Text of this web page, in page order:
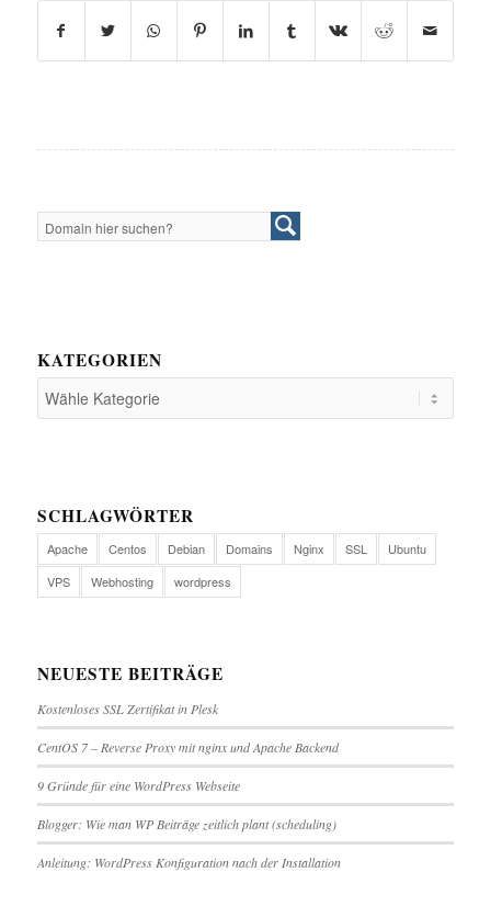
KATEGORIEN
SCHLAGWÖRTER
Apache Centos Debian Domains Nginx SSL
Ubuntu
VPS
Webhosting wordpress
NEUESTE BEITRÄGE
Kostenloses SSL Zertifikat in Plesk
CentOS 7 – Reverse Proxy mit nginx und Apache Backend
9 Gründe für eine WordPress Webseite
Blogger: Wie man WP Beiträge zeitlich plant (scheduling)
Anleitung: WordPress Konfiguration nach der Installation